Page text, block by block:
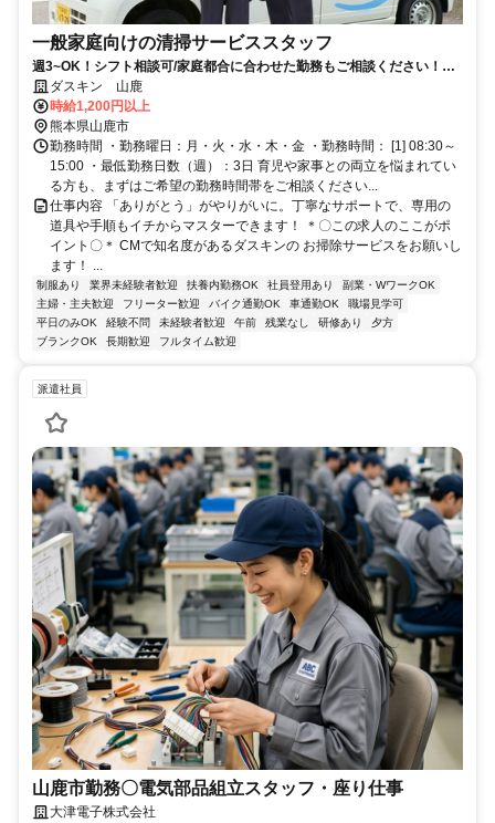
一般家庭向けの清掃サービススタッフ
週3~OK！シフト相談可/家庭都合に合わせた勤務もご相談ください！複
数人チームで未経験安心★／土日祝休み
ダスキン 山鹿
時給1,200円以上
熊本県山鹿市
勤務時間 ・勤務曜日：月・火・水・木・金 ・勤務時間： [1] 08:30～
15:00 ・最低勤務日数（週）：3日 育児や家事との両立を悩まれてい
る方も、まずはご希望の勤務時間帯をご相談ください...
仕事内容 「ありがとう」がやりがいに。丁寧なサポートで、専用の
道具や手順もイチからマスターできます！ ＊〇この求人のここがポ
イント〇＊ CMで知名度があるダスキンの お掃除サービスをお願いし
ます！ ...
制服あり 業界未経験者歓迎 扶養内勤務OK 社員登用あり
副業・WワークOK
主婦・主夫歓迎
フリーター歓迎 バイク通勤OK 車通勤OK
職場見学可
平日のみOK
経験不問 未経験者歓迎 午前 残業なし 研修あり
夕方
ブランクOK
長期歓迎 フルタイム歓迎
派遣社員
山鹿市勤務〇電気部品組立スタッフ・座り仕事
大津電子株式会社